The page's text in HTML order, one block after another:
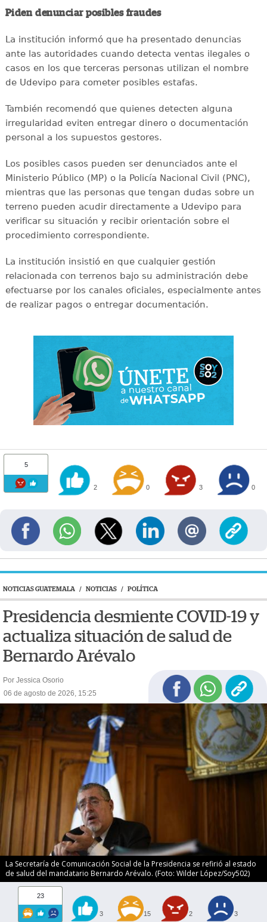
Piden denunciar posibles fraudes
La institución informó que ha presentado denuncias
ante las autoridades cuando detecta ventas ilegales o
casos en los que terceras personas utilizan el nombre
de Udevipo para cometer posibles estafas.
También recomendó que quienes detecten alguna
irregularidad eviten entregar dinero o documentación
personal a los supuestos gestores.
Los posibles casos pueden ser denunciados ante el
Ministerio Público (MP) o la Policía Nacional Civil (PNC),
mientras que las personas que tengan dudas sobre un
terreno pueden acudir directamente a Udevipo para
verificar su situación y recibir orientación sobre el
procedimiento correspondiente.
La institución insistió en que cualquier gestión
relacionada con terrenos bajo su administración debe
efectuarse por los canales oficiales, especialmente antes
de realizar pagos o entregar documentación.
5
2 0 3 0
NOTICIAS GUATEMALA / NOTICIAS / POLÍTICA
Presidencia desmiente COVID-19 y
actualiza situación de salud de
Bernardo Arévalo
Por Jessica Osorio
06 de agosto de 2026, 15:25
La Secretaría de Comunicación Social de la Presidencia se refirió al estado
de salud del mandatario Bernardo Arévalo. (Foto: Wilder López/Soy502)
23
3 15 2 3